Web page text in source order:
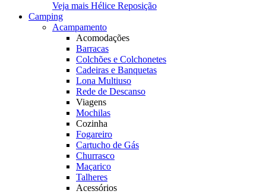
Veja mais Hélice Reposição
Camping
Acampamento
Acomodações
Barracas
Colchões e Colchonetes
Cadeiras e Banquetas
Lona Multiuso
Rede de Descanso
Viagens
Mochilas
Cozinha
Fogareiro
Cartucho de Gás
Churrasco
Maçarico
Talheres
Acessórios